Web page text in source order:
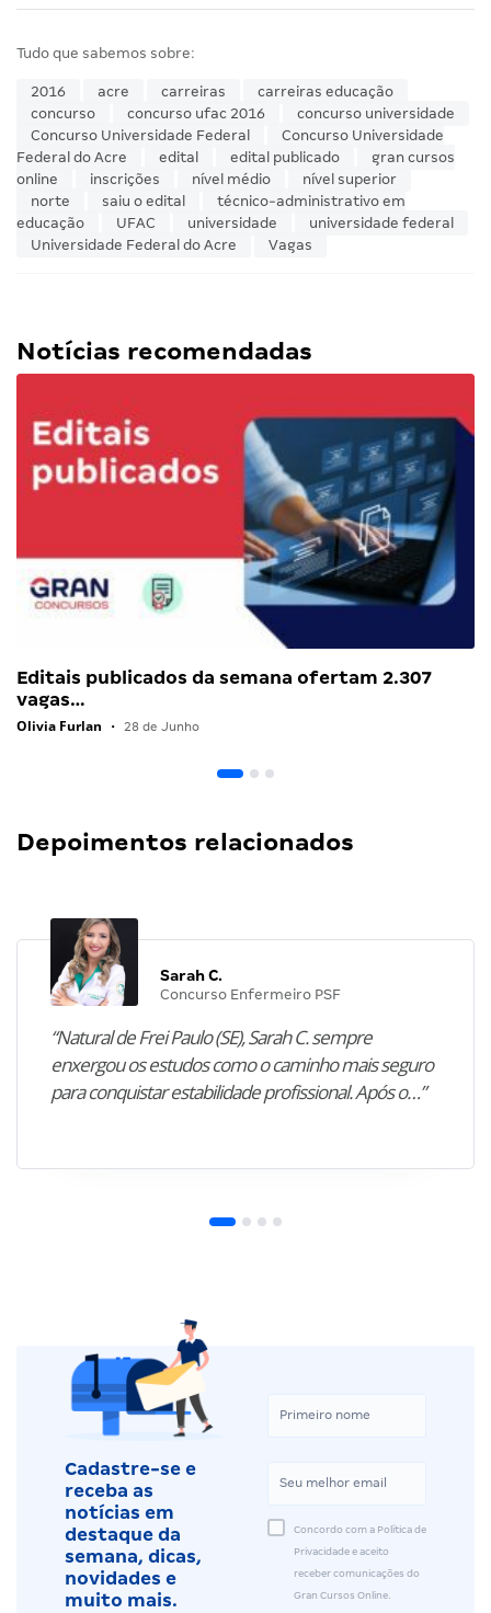
Tudo que sabemos sobre:
2016 acre carreiras
carreiras educação
concurso
concurso ufac 2016
concurso universidade
Concurso Universidade Federal
Concurso Universidade
Federal do Acre
edital edital publicado
gran cursos
online
inscrições nível médio
nível superior
norte
saiu o edital
técnico-administrativo em
educação
UFAC universidade
universidade federal
Universidade Federal do Acre
Vagas
Notícias recomendadas
Editais publicados da semana ofertam 2.307
vagas…
Olivia Furlan • 28 de Junho
Depoimentos relacionados
Sarah C.
Concurso Enfermeiro PSF
“Natural de Frei Paulo (SE), Sarah C. sempre
enxergou os estudos como o caminho mais seguro
para conquistar estabilidade profissional. Após o…”
Cadastre-se e
receba as
notícias em
destaque da
semana, dicas,
novidades e
muito mais.
Concordo com a Política de
Privacidade e aceito
receber comunicações do
Gran Cursos Online.